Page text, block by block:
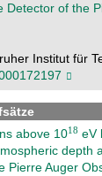
Detector of the
Institut für
above 10
eV
depth
Pierre Auger